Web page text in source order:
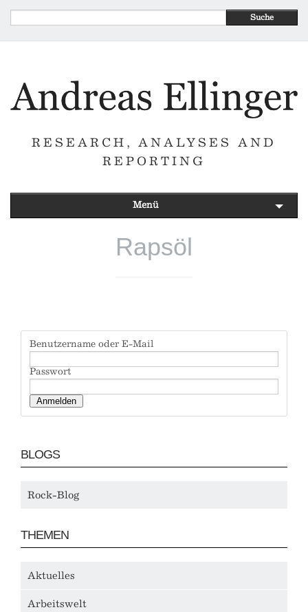
Suche
RESEARCH, ANALYSES AND
REPORTING
Menü
Rapsöl
Benutzername oder E-Mail
Passwort
BLOGS
Rock-Blog
THEMEN
Aktuelles
Arbeitswelt